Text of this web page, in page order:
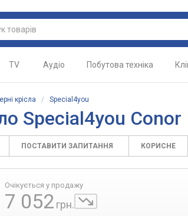
TV Аудіо Побутова техніка
крісла / Special4you
Special4you Conor
ПОСТАВИТИ ЗАПИТАННЯ КОРИСНЕ
Очікується у продажу
7 052 грн.